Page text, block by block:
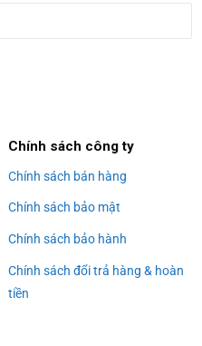
Chính sách công ty
Chính sách bán hàng
Chính sách bảo mật
Chính sách bảo hành
Chính sách đổi trả hàng & hoàn
tiền